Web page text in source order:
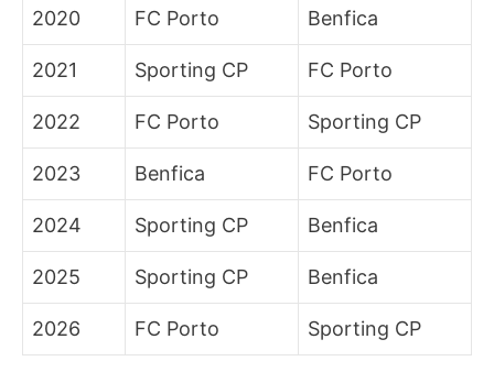
2020 FC Porto Benfica
2021 Sporting CP FC Porto
2022 FC Porto Sporting CP
2023 Benfica FC Porto
2024 Sporting CP Benfica
2025 Sporting CP Benfica
2026 FC Porto Sporting CP